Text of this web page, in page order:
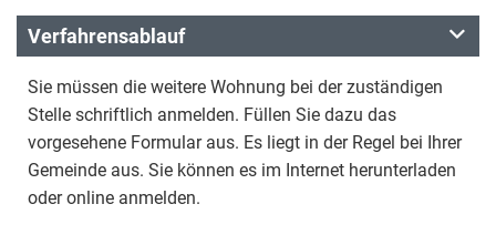
Verfahrensablauf
Sie müssen die weitere Wohnung bei der zuständigen
Stelle schriftlich anmelden. Füllen Sie dazu das
vorgesehene Formular aus. Es liegt in der Regel bei Ihrer
Gemeinde aus. Sie können es im Internet herunterladen
oder online anmelden.